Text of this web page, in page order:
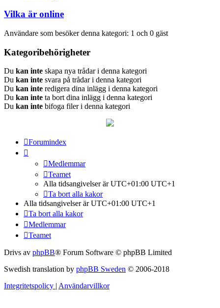
Vilka är online
Användare som besöker denna kategori: 1 och 0 gäst
Kategoribehörigheter
Du kan inte skapa nya trådar i denna kategori
Du kan inte svara på trådar i denna kategori
Du kan inte redigera dina inlägg i denna kategori
Du kan inte ta bort dina inlägg i denna kategori
Du kan inte bifoga filer i denna kategori
Forumindex
Medlemmar
Teamet
Alla tidsangivelser är UTC+01:00 UTC+1
Ta bort alla kakor
Alla tidsangivelser är UTC+01:00 UTC+1
Ta bort alla kakor
Medlemmar
Teamet
Drivs av phpBB® Forum Software © phpBB Limited
Swedish translation by phpBB Sweden © 2006-2018
Integritetspolicy Användarvillkor